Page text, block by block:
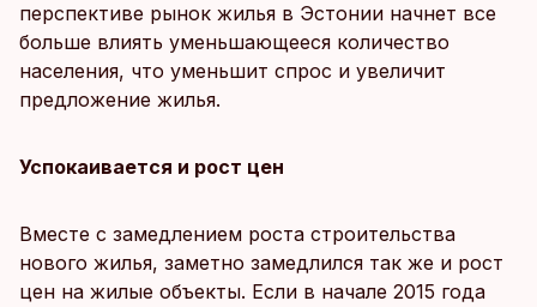
перспективе рынок жилья в Эстонии начнет все
больше влиять уменьшающееся количество
населения, что уменьшит спрос и увеличит
предложение жилья.
Успокаивается и рост цен
Вместе с замедлением роста строительства
нового жилья, заметно замедлился так же и рост
цен на жилые объекты. Если в начале 2015 года